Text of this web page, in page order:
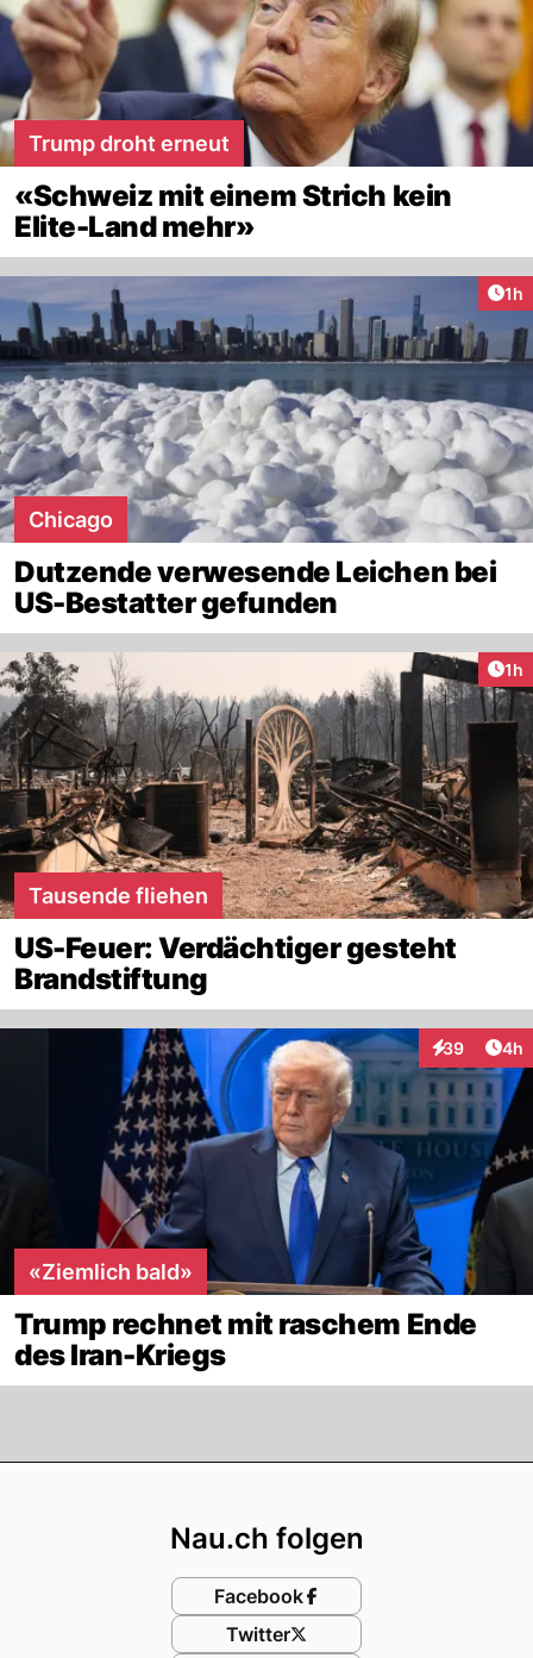
Trump droht erneut
«Schweiz mit einem Strich kein
Elite-Land mehr»
1h
Chicago
Dutzende verwesende Leichen bei
US-Bestatter gefunden
1h
Tausende fliehen
US-Feuer: Verdächtiger gesteht
Brandstiftung
39
Interaktionen
4h
«Ziemlich bald»
Trump rechnet mit raschem Ende
des Iran-Kriegs
Nau.ch folgen
Facebook
Twitter